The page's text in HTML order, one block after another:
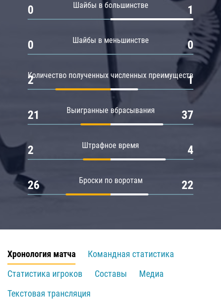
Шайбы в большинстве
0 1
Шайбы в меньшинстве
0 0
Количество полученных численных преимуществ
2 1
Выигранные вбрасывания
21 37
Штрафное время
2 4
Броски по воротам
26 22
Хронология матча
Командная статистика
Статистика игроков
Составы
Медиа
Текстовая трансляция